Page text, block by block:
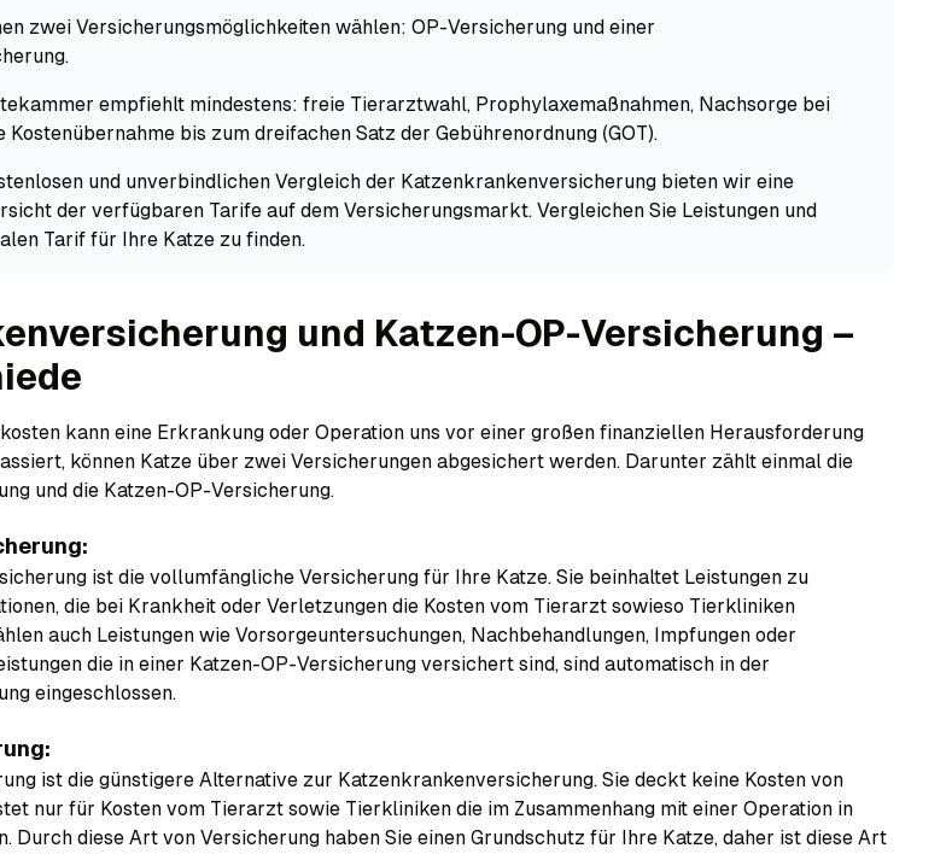
zwei Versicherungsmöglichkeiten wählen: OP-Versicherung und einer
empfiehlt mindestens: freie Tierarztwahl, Prophylaxemaßnahmen, Nachsorge bei
Kostenübernahme bis zum dreifachen Satz der Gebührenordnung (GOT).
und unverbindlichen Vergleich der Katzenkrankenversicherung bieten wir eine
der verfügbaren Tarife auf dem Versicherungsmarkt. Vergleichen Sie Leistungen und
Tarif für Ihre Katze zu finden.
und Katzen-OP-Versicherung –
kann eine Erkrankung oder Operation uns vor einer großen finanziellen Herausforderung
können Katze über zwei Versicherungen abgesichert werden. Darunter zählt einmal die
und die Katzen-OP-Versicherung.
ist die vollumfängliche Versicherung für Ihre Katze. Sie beinhaltet Leistungen zu
die bei Krankheit oder Verletzungen die Kosten vom Tierarzt sowieso Tierkliniken
auch Leistungen wie Vorsorgeuntersuchungen, Nachbehandlungen, Impfungen oder
die in einer Katzen-OP-Versicherung versichert sind, sind automatisch in der
eingeschlossen.
ist die günstigere Alternative zur Katzenkrankenversicherung. Sie deckt keine Kosten von
nur für Kosten vom Tierarzt sowie Tierkliniken die im Zusammenhang mit einer Operation in
Durch diese Art von Versicherung haben Sie einen Grundschutz für Ihre Katze, daher ist diese Art